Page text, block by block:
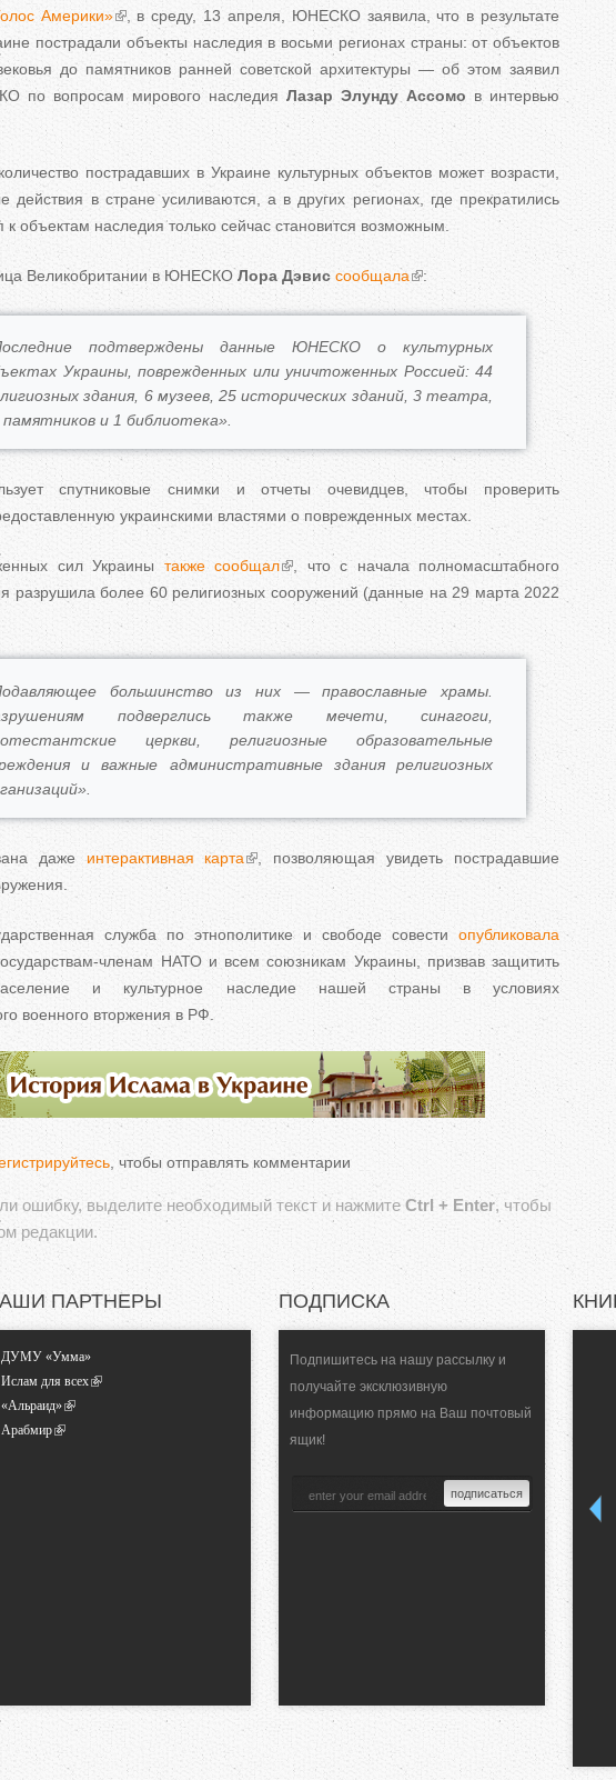
Америки»
, в среду, 13 апреля, ЮНЕСКО заявила, что в результате
пострадали объекты наследия в восьми регионах страны: от объектов
до памятников ранней советской архитектуры — об этом заявил
по вопросам мирового наследия Лазар Элунду Ассомо в интервью
пострадавших в Украине культурных объектов может возрасти,
действия в стране усиливаются, а в других регионах, где прекратились
к объектам наследия только сейчас становится возможным.
Великобритании в ЮНЕСКО Лора Дэвис сообщала :
подтверждены данные ЮНЕСКО о культурных
Украины, поврежденных или уничтоженных Россией: 44
здания, 6 музеев, 25 исторических зданий, 3 театра,
памятников и 1 библиотека».
спутниковые снимки и отчеты очевидцев, чтобы проверить
украинскими властями о поврежденных местах.
сил Украины также сообщал
, что с начала полномасштабного
разрушила более 60 религиозных сооружений (данные на 29 марта 2022
большинство из них — православные храмы.
подверглись также мечети, синагоги,
церкви, религиозные образовательные
и важные административные здания религиозных
дажеинтерактивная карта
, позволяющая увидеть пострадавшие
служба по этнополитике и свободе совести опубликовала
членам НАТО и всем союзникам Украины, призвав защитить
и культурное наследие нашей страны в условиях
военного вторжения в РФ.
, чтобы отправлять комментарии
ошибку, выделите необходимый текст и нажмите Ctrl + Enter, чтобы
редакции.
а
к
ПАРТНЕРЫ
ДУМУ «Умма»
Ислам для всех
«Альраид»
Арабмир
ПОДПИСКА
Подпишитесь на нашу рассылку и
получайте эксклюзивную
информацию прямо на Ваш почтовый
ящик!